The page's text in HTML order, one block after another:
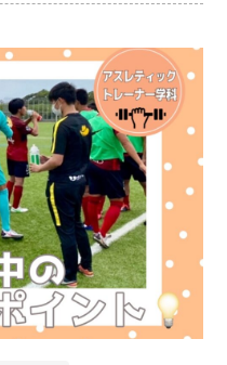
格を持つ医療専門職で
激することで身体の不調